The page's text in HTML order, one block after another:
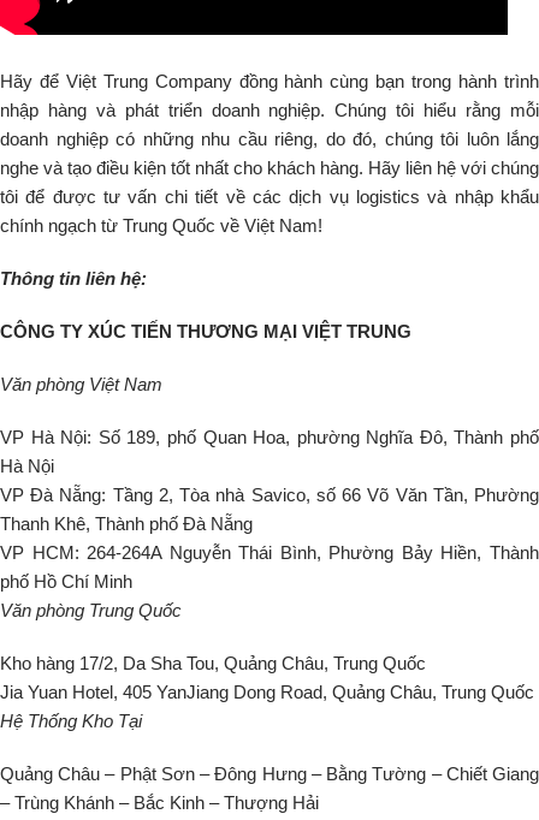
Hãy để Việt Trung Company đồng hành cùng bạn trong hành trình
nhập hàng và phát triển doanh nghiệp. Chúng tôi hiểu rằng mỗi
doanh nghiệp có những nhu cầu riêng, do đó, chúng tôi luôn lắng
nghe và tạo điều kiện tốt nhất cho khách hàng. Hãy liên hệ với chúng
tôi để được tư vấn chi tiết về các dịch vụ logistics và nhập khẩu
chính ngạch từ Trung Quốc về Việt Nam!
Thông tin liên hệ:
CÔNG TY XÚC TIẾN THƯƠNG MẠI VIỆT TRUNG
Văn phòng Việt Nam
VP Hà Nội: Số 189, phố Quan Hoa, phường Nghĩa Đô, Thành phố
Hà Nội
VP Đà Nẵng: Tầng 2, Tòa nhà Savico, số 66 Võ Văn Tần, Phường
Thanh Khê, Thành phố Đà Nẵng
VP HCM: 264-264A Nguyễn Thái Bình, Phường Bảy Hiền, Thành
phố Hồ Chí Minh
Văn phòng Trung Quốc
Kho hàng 17/2, Da Sha Tou, Quảng Châu, Trung Quốc
Jia Yuan Hotel, 405 YanJiang Dong Road, Quảng Châu, Trung Quốc
Hệ Thống Kho Tại
Quảng Châu – Phật Sơn – Đông Hưng – Bằng Tường – Chiết Giang
– Trùng Khánh – Bắc Kinh – Thượng Hải